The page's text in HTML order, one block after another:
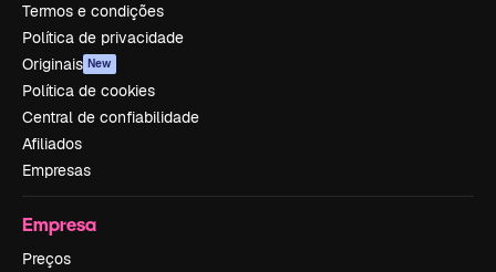
Termos e condições
Política de privacidade
Originais New
Política de cookies
Central de confiabilidade
Afiliados
Empresas
Empresa
Preços